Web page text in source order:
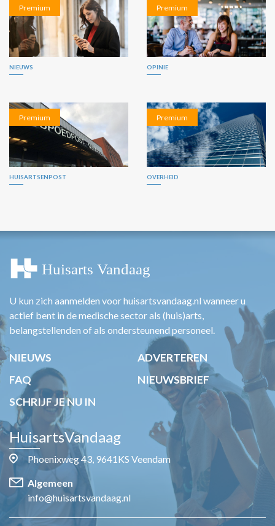
Premium
NIEUWS
Premium
OPINIE
Premium
HUISARTSENPOST
Premium
OVERHEID
U kun zich aanmelden voor huisartsvandaag.nl wanneer u
actief bent in de medische sector als (huis)arts,
belangstellenden of als ondersteunend personeel.
NIEUWS
ADVERTEREN
FAQ
NIEUWSBRIEF
SCHRIJF JE NU IN
HuisartsVandaag
Phoenixweg 43, 9641KS Veendam
Algemeen
info@huisartsvandaag.nl